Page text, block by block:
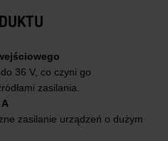
36 V, co czyni go
zasilania.
zasilanie urządzeń o dużym